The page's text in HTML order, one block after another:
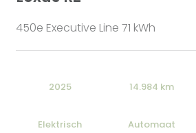
450e Executive Line 71 kWh
2025 14.984 km
Elektrisch Automaat